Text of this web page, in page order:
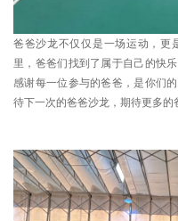
爸爸沙龙不仅仅是一场运动，更
里，爸爸们找到了属于自己的快
感谢每一位参与的爸爸，是你们
待下一次的爸爸沙龙，期待更多的